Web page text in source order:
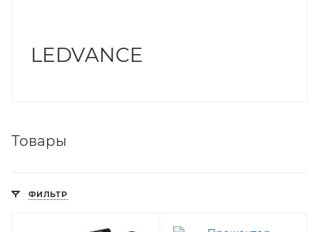
LEDVANCE
Товары
ФИЛЬТР